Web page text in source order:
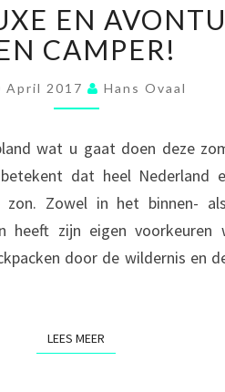
LUXE
EN
AVONTUUR.
HUUR
EEN
EN
CAMPER!
April 2017 Hans Ovaal
wat u gaat doen deze
dat heel Nederland
Zowel in het binnen-
heeft zijn eigen
door de wildernis en
LEES MEER